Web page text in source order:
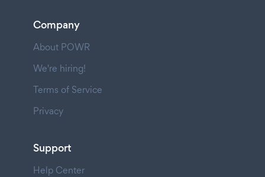
Company
About POWR
We're hiring!
Terms of Service
Privacy
Support
Help Center